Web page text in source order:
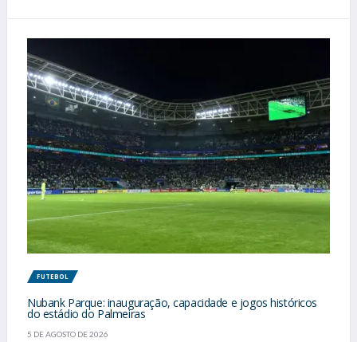
FUTEBOL
Nubank Parque: inauguração, capacidade e jogos históricos
do estádio do Palmeiras
5 DE AGOSTO DE 2026